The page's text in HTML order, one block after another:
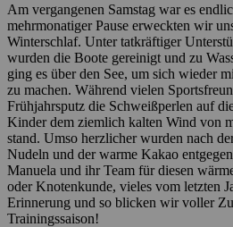
Am vergangenen Samstag war es
mehrmonatiger Pause erweckten wir
Winterschlaf. Unter tatkräftiger
wurden die Boote gereinigt und zu
ging es über den See, um sich wieder
zu machen. Während vielen
Frühjahrsputz die Schweißperlen auf
Kinder dem ziemlich kalten Wind von
stand. Umso herzlicher wurden nach
Nudeln und der warme Kakao
Manuela und ihr Team für diesen
oder Knotenkunde, vieles vom letzten
Erinnerung und so blicken wir voller
Trainingssaison!